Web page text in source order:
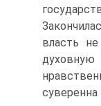
власть